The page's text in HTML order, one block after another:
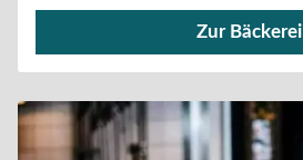
Verkauf von Brötchen,
Zur Bäckerei